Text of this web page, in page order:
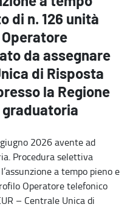
di n. 126 unità
da assegnare
di Risposta
la Regione
graduatoria
2026 avente ad
Procedura selettiva
a tempo pieno e
Operatore telefonico
– Centrale Unica di